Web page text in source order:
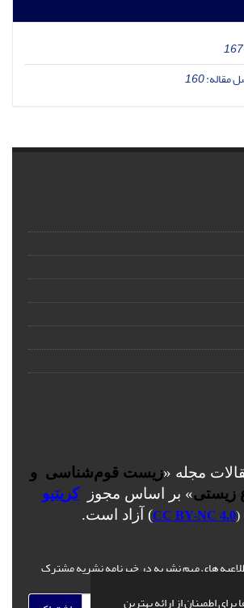
اطمینان از ارائه بهترین
167
مقاله:160
مجله «زیست قوم‌شناسی و
زیستی» بر اساس مجوزکریتیو
(
CC BY-NC 4.0) آزاد است.
های مهم نشریه در خبرنامه نشریه مشترک